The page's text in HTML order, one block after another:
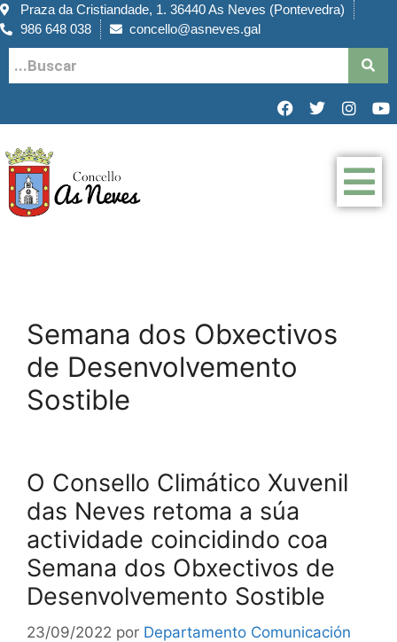
Praza da Cristiandade, 1. 36440 As Neves (Pontevedra)
986 648 038
concello@asneves.gal
Semana dos Obxectivos
de Desenvolvemento
Sostible
O Consello Climático Xuvenil
das Neves retoma a súa
actividade coincidindo coa
Semana dos Obxectivos de
Desenvolvemento Sostible
23/09/2022 por Departamento Comunicación